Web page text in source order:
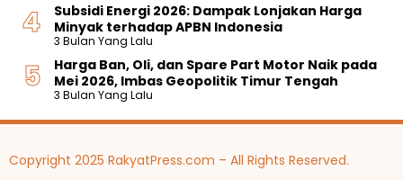
Subsidi Energi 2026: Dampak Lonjakan Harga
Minyak terhadap APBN Indonesia
3 Bulan Yang Lalu
Harga Ban, Oli, dan Spare Part Motor Naik pada
Mei 2026, Imbas Geopolitik Timur Tengah
3 Bulan Yang Lalu
Copyright 2025 RakyatPress.com – All Rights Reserved.